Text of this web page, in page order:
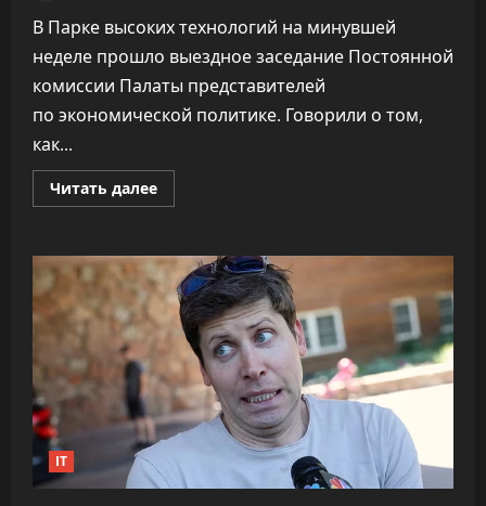
В Парке высоких технологий на минувшей
неделе прошло выездное заседание Постоянной
комиссии Палаты представителей
по экономической политике. Говорили о том,
как...
Читать далееПрочитать
больше
что
вклад
компаний-
резидентов
в
экономику
«подошёл
30%»
IT